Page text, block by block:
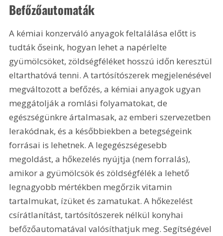
Befőzőautomaták
A kémiai konzerváló anyagok feltalálása előtt is
tudták őseink, hogyan lehet a napérlelte
gyümölcsöket, zöldségféléket hosszú időn keresztül
eltarthatóvá tenni. A tartósítószerek megjelenésével
megváltozott a befőzés, a kémiai anyagok ugyan
meggátolják a romlási folyamatokat, de
egészségünkre ártalmasak, az emberi szervezetben
lerakódnak, és a későbbiekben a betegségeink
forrásai is lehetnek. A legegészségesebb
megoldást, a hőkezelés nyújtja (nem forralás),
amikor a gyümölcsök és zöldségfélék a lehető
legnagyobb mértékben megőrzik vitamin
tartalmukat, ízüket és zamatukat. A hőkezelést
csírátlanítást, tartósítószerek nélkül konyhai
befőzőautomatával valósíthatjuk meg. Segítségével